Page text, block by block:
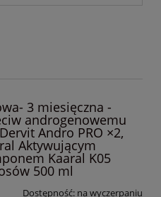
3 miesięczna -
androgenowemu
Andro PRO ×2,
Aktywującym
Kaaral K05
500 ml
Dostępność: na wyczerpaniu